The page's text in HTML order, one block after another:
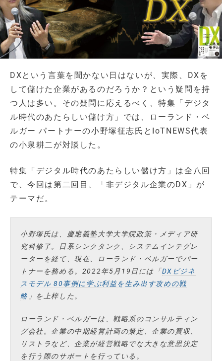
DXという言葉を聞かない日はないが、実際、DXを
して儲けた企業があるのだろうか？という疑問を持
つ人は多い。その疑問に応えるべく、特集「デジタ
ル時代のあたらしい儲け方」では、ローランド・ベ
ルガー パートナーの小野塚征志氏とIoTNEWS代表
の小泉耕二が対談した。
特集「デジタル時代のあたらしい儲け方」は全八回
で、今回は第二回目、「非デジタル企業のDX」が
テーマだ。
小野塚氏は、慶應義塾大学大学院政策・メディア研
究科修了。日系シンクタンク、システムインテグレ
ーターを経て、現在、ローランド・ベルガーでパー
トナーを務める。2022年5月19日には「 DXビジネ
スモデル 80事例に学ぶ利益を生み出す攻めの戦
略 」を上梓した。
ローランド・ベルガーは、戦略系のコンサルティン
グ会社。企業の中期経営計画の策定、企業の買収、
リストラなど、企業が経営戦略でな大きな意思決定
を行う際のサポートを行っている。